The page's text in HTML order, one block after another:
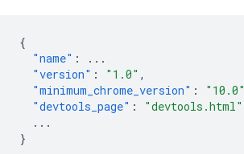
{
"name" :
...
"version" : "1.0" ,
"minimum_chrome_version" : "10.0"
"devtools_page" : "devtools.html"
...
}